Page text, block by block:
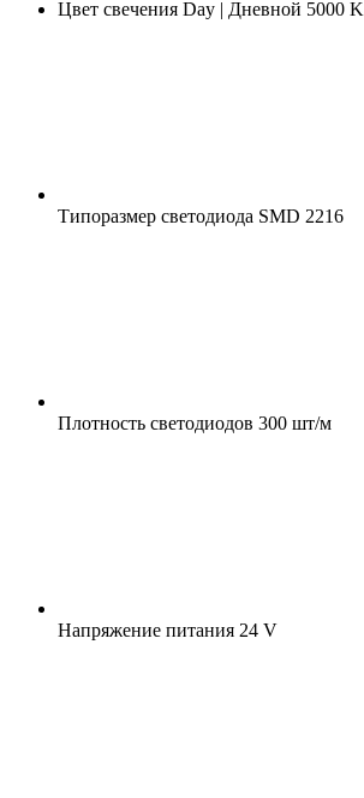
Цвет свечения Day | Дневной 5000 K
Типоразмер светодиода SMD 2216
Плотность светодиодов 300 шт/м
Напряжение питания 24 V